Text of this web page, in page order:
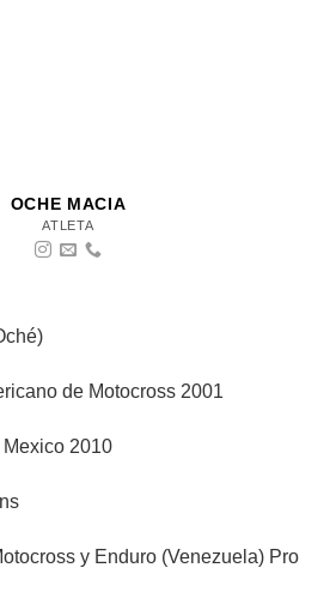
OCHE MACIA
ATLETA
de Motocross 2001
2010
y Enduro (Venezuela) Pro